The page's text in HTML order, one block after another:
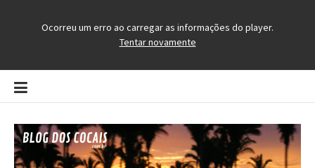
Pular
para
conteúdo